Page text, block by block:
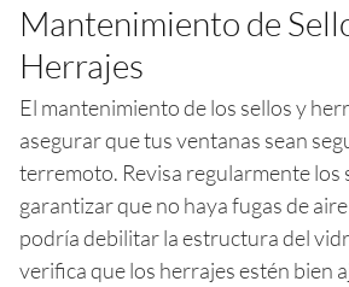
Mantenimiento de
Herrajes
El mantenimiento de los sellos y
asegurar que tus ventanas sean
terremoto. Revisa regularmente los
garantizar que no haya fugas de
podría debilitar la estructura del
verifica que los herrajes estén bien